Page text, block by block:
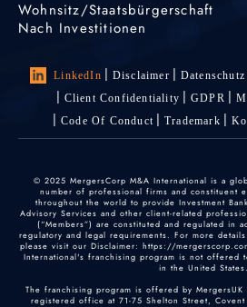
Wohnsitz/Staatsbürgerschaft
Nach Investitionen
LinkedIn Disclaimer Datenschutz
Client Confidentiality
GDPR
Code Of Conduct
Trademark
© 2025 MergersCorp M&A International is a
number of professional firms and constituent
throughout the world to provide Investment
Advisory Services and other client-related
(“Members”) are constituted and regulated in
regulatory and legal requirements. For more
please visit our Disclaimer: https://
International's franchising program is not offered
in the United States.
The franchising program is offered by MergersUK
registered office at 71-75 Shelton Street,